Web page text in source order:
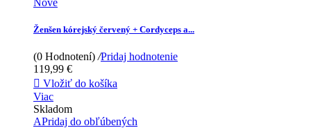
Ženšen kórejský červený + Cordyceps a...
(0 Hodnotení) /Pridaj hodnotenie
119,99 €
 Vložiť do košíka
Viac
Skladom
APridaj do obľúbených